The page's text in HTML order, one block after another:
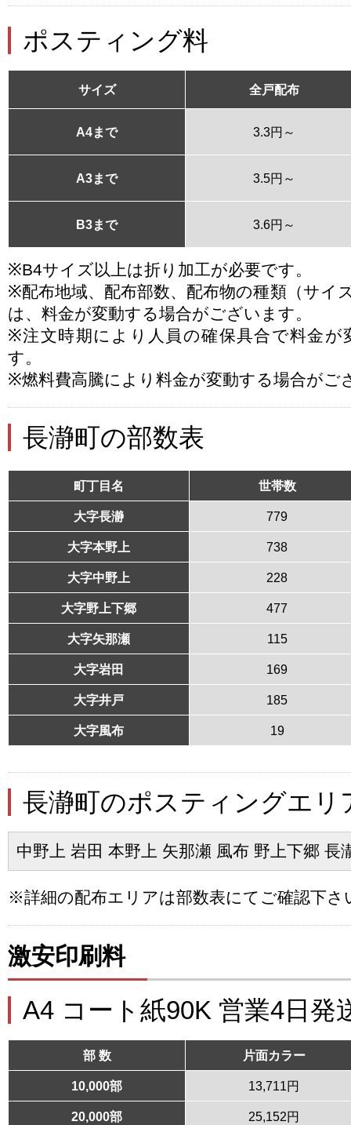
ポスティング料
サイズ 全戸配布
A4まで 3.3円～
A3まで 3.5円～
B3まで 3.6円～
※B4サイズ以上は折り加工が必要です。
※配布地域、配布部数、配布物の種類（サイ
は、料金が変動する場合がございます。
※注文時期により人員の確保具合で料金が
す。
※燃料費高騰により料金が変動する場合がご
長瀞町の部数表
町丁目名 世帯数
大字長瀞 779
大字本野上 738
大字中野上 228
大字野上下郷 477
大字矢那瀬 115
大字岩田 169
大字井戸 185
大字風布 19
長瀞町のポスティングエリ
中野上 岩田 本野上 矢那瀬 風布 野上下郷 長
※詳細の配布エリアは部数表にてご確認下さ
激安印刷料
A4 コート紙90K 営業4日発
部 数 片面カラー
10,000部 13,711円
20,000部 25,152円